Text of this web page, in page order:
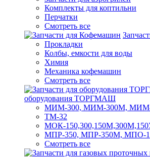
Комплекты для коптильни
Перчатки
Смотреть все
Прокладки
Колбы, емкости для воды
Химия
Механика кофемашин
Смотреть все
оборудования ТОРГМАШ
МИМ-300, МИМ-300М, МИМ-
ТМ-32
МОК-
МПР-350, МПР-350М, МПО-1
Смотреть все